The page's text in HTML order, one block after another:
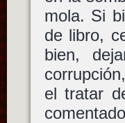
mola. Si
de libro,
bien,
el tratar